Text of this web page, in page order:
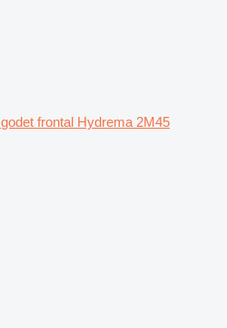
godet frontal Hydrema 2M45